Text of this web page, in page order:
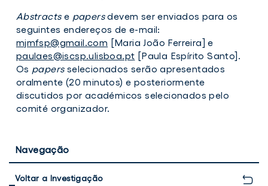
Abstractse papersdevem ser enviados para os
seguintes endereços de e-mail:
mjmfsp@gmail.com [Maria João Ferreira] e
paulaes@iscsp.ulisboa.pt [Paula Espírito Santo].
Os papersselecionados serão apresentados
oralmente (20 minutos) e posteriormente
discutidos por académicos selecionados pelo
comité organizador.
Navegação
Voltar a Investigação